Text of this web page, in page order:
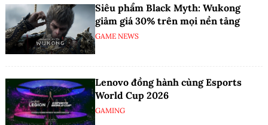
Siêu phẩm Black Myth: Wukong
giảm giá 30% trên mọi nền tảng
GAME NEWS
Lenovo đồng hành cùng Esports
World Cup 2026
GAMING